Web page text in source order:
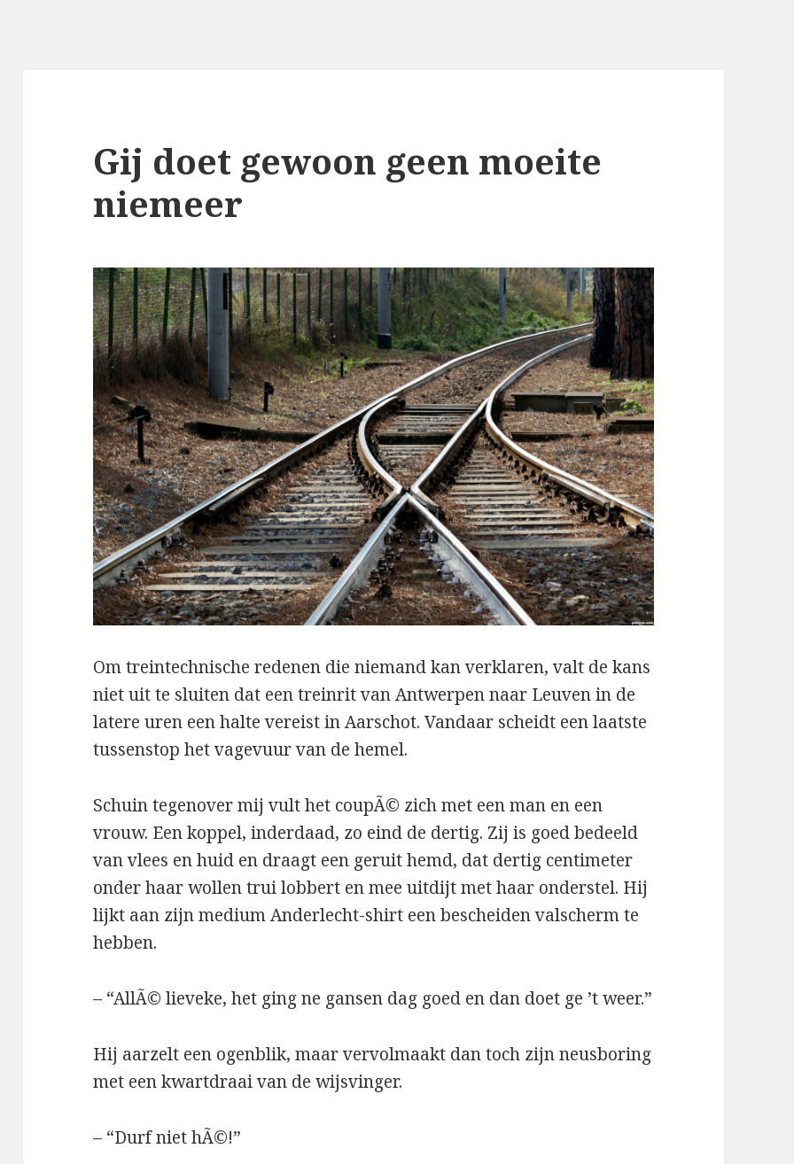
Gij doet gewoon geen moeite
niemeer
Om treintechnische redenen die niemand kan verklaren, valt de kans
niet uit te sluiten dat een treinrit van Antwerpen naar Leuven in de
latere uren een halte vereist in Aarschot. Vandaar scheidt een laatste
tussenstop het vagevuur van de hemel.
Schuin tegenover mij vult het coupÃ© zich met een man en een
vrouw. Een koppel, inderdaad, zo eind de dertig. Zij is goed bedeeld
van vlees en huid en draagt een geruit hemd, dat dertig centimeter
onder haar wollen trui lobbert en mee uitdijt met haar onderstel. Hij
lijkt aan zijn medium Anderlecht-shirt een bescheiden valscherm te
hebben.
– “AllÃ© lieveke, het ging ne gansen dag goed en dan doet ge ’t weer.”
Hij aarzelt een ogenblik, maar vervolmaakt dan toch zijn neusboring
met een kwartdraai van de wijsvinger.
– “Durf niet hÃ©!”